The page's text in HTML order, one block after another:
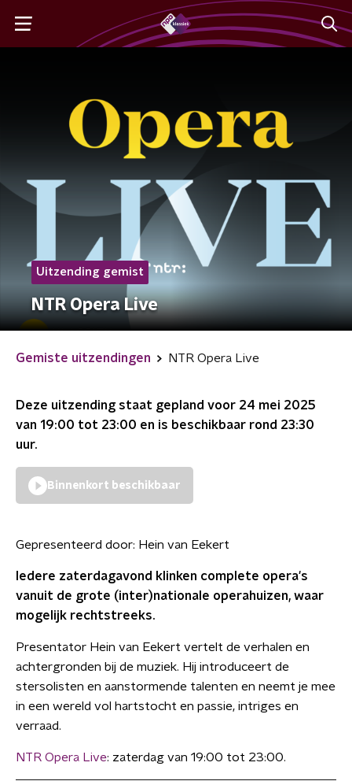
Uitzending gemist
NTR Opera Live
Gemiste uitzendingen NTR Opera Live
Deze uitzending staat gepland voor 24 mei 2025
van 19:00 tot 23:00 en is beschikbaar rond 23:30
uur.
Binnenkort beschikbaar
Gepresenteerd door: Hein van Eekert
Iedere zaterdagavond klinken complete opera's
vanuit de grote (inter)nationale operahuizen, waar
mogelijk rechtstreeks.
Presentator Hein van Eekert vertelt de verhalen en
achtergronden bij de muziek. Hij introduceert de
stersolisten en aanstormende talenten en neemt je mee
in een wereld vol hartstocht en passie, intriges en
verraad.
NTR Opera Live: zaterdag van 19:00 tot 23:00.